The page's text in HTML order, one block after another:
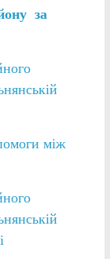
за
між